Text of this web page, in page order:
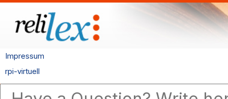
Impressum
rpi-virtuell